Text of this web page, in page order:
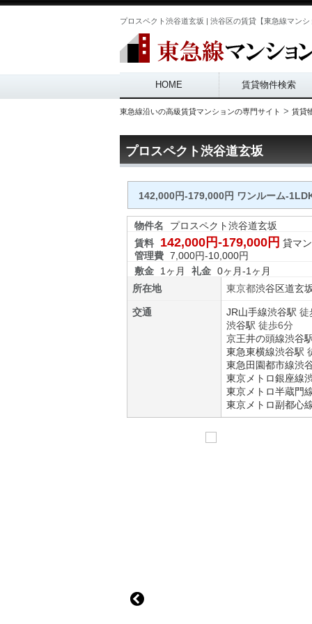
プロスペクト渋谷道玄坂 | 渋谷区の賃貸【東急線マン
Main menu
HOME 賃貸物件検索
東急線沿いの高級賃貸マンションの専門サイト > 賃貸
プロスペクト渋谷道玄坂
142,000円-179,000円 ワンルーム-
物件名
プロスペクト渋谷道玄坂
賃料
142,000円-179,000円 貸マ
管理費 7,000円-10,000円
敷金
1ヶ月 礼金 0ヶ月-1ヶ月
所在地
東京都渋谷区道玄
交通 JR山手線渋谷駅 徒
渋谷駅 徒歩6分
京王井の頭線渋谷
東急東横線渋谷駅
東急田園都市線渋
東京メトロ銀座線
東京メトロ半蔵門
東京メトロ副都心